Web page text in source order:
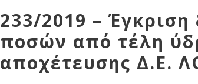
Δημοτικές
Ενότητες
233/2019 – Έγκριση
ποσών από τέλη
αποχέτευσης Δ.Ε.